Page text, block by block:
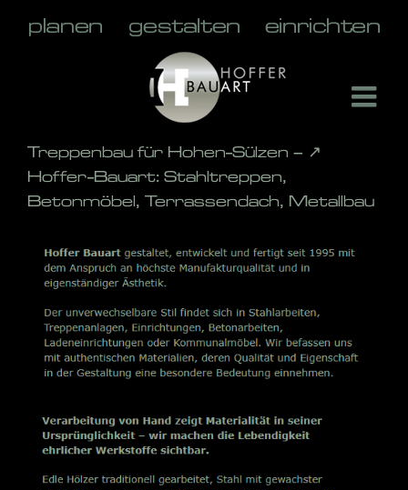
Treppenbau für Hohen-Sülzen – ↗️
Hoffer-Bauart: Stahltreppen,
Betonmöbel, Terrassendach, Metallbau